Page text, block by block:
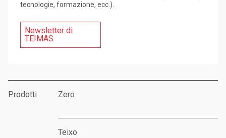
tecnologie, formazione, ecc.).
Newsletter di
TEIMAS
Prodotti Zero
Teixo